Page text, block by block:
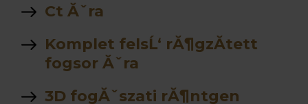
Ct Ăˇra
Komplet felsĹ‘ rĂ¶gzĂ­tett
fogsor Ăˇra
3D fogĂˇszati rĂ¶ntgen